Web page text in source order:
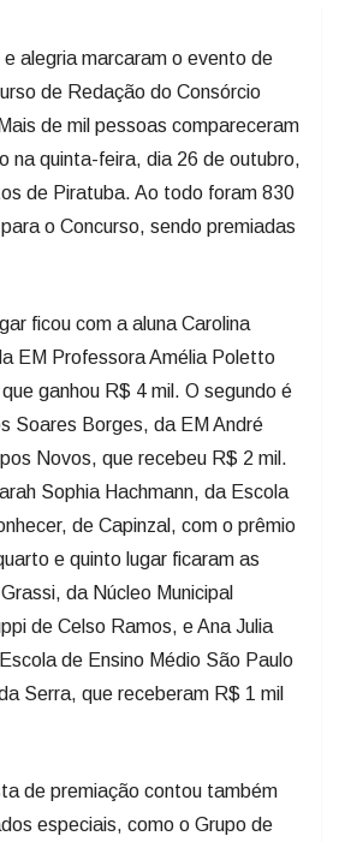
alegria marcaram o evento de
de Redação do Consórcio
de mil pessoas compareceram
na quinta-feira, dia 26 de outubro,
de Piratuba. Ao todo foram 830
o Concurso, sendo premiadas
com a aluna Carolina
EM Professora Amélia Poletto
ganhou R$ 4 mil. O segundo é
Soares Borges, da EM André
Novos, que recebeu R$ 2 mil.
Sophia Hachmann, da Escola
de Capinzal, com o prêmio
e quinto lugar ficaram as
da Núcleo Municipal
de Celso Ramos, e Ana Julia
de Ensino Médio São Paulo
Serra, que receberam R$ 1 mil
premiação contou também
especiais, como o Grupo de